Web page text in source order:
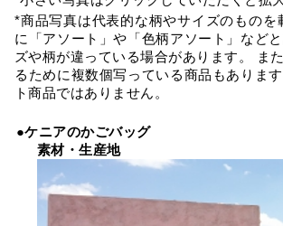
*商品写真は代表的な柄やサイズのもの
に「アソート」や「色柄アソート」など
ズや柄が違っている場合があります。 ま
るために複数個写っている商品もありま
ト商品ではありません。
●ケニアのかごバッグ
素材・生産地